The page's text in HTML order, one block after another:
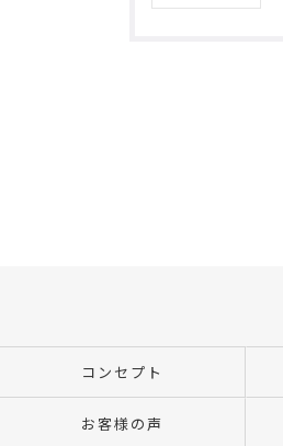
コンセプト
お客様の声